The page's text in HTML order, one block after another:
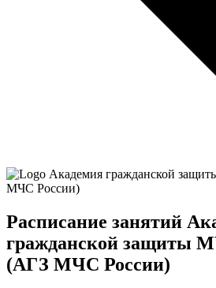
Расписание занятий
гражданской защиты
(АГЗ МЧС России)